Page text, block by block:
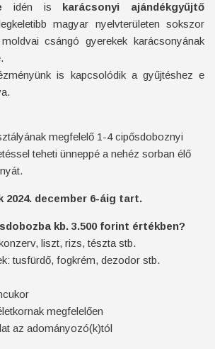
idén is karácsonyi ajándékgyűjtő
magyar nyelvterületen sokszor
csángó gyerekek karácsonyának
is kapcsolódik a gyűjtéshez e
megfelelő 1-4 cipősdoboznyi
teheti ünneppé a nehéz sorban élő
2024. december 6-áig tart.
kb. 3.500 forint értékben?
liszt, rizs, tészta stb.
tusfürdő, fogkrém, dezodor stb.
megfelelően
az adományozó(k)tól